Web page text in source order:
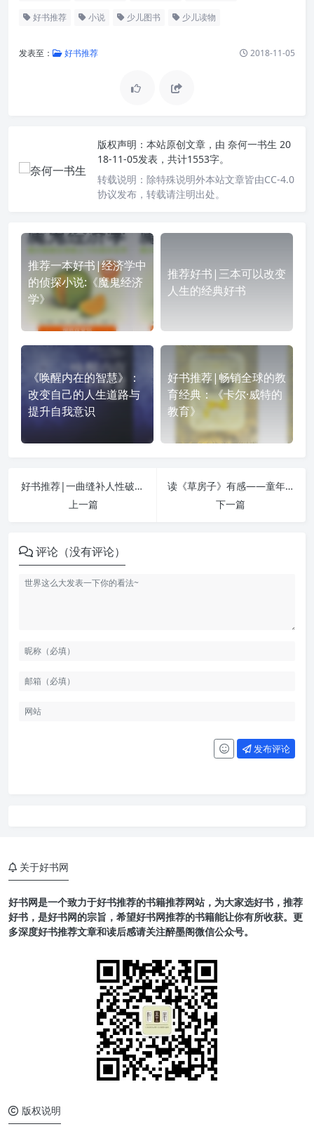
好书推荐 小说 少儿图书 少儿读物
发表至： 好书推荐 2018-11-05
版权声明： 本站原创文章，由 奈何一书生 20
18-11-05发表，共计1553字。
转载说明： 除特殊说明外本站文章皆由CC-4.0
协议发布，转载请注明出处。
推荐一本好书|经济学中
的侦探小说:《魔鬼经济
学》
推荐好书|三本可以改变
人生的经典好书
《唤醒内在的智慧》：
改变自己的人生道路与
提升自我意识
好书推荐|畅销全球的教
育经典：《卡尔·威特的
教育》
好书推荐|一曲缝补人性破裂的慈悲篇章：《幸存者回忆录》
上一篇
读《草房子》有感——童年……
下一篇
评论（没有评论）
发布评论
关于好书网
好书网是一个致力于好书推荐的书籍推荐网站，为大家选好书，推荐
好书，是好书网的宗旨，希望好书网推荐的书籍能让你有所收获。更
多深度好书推荐文章和读后感请关注醉墨阁微信公众号。
版权说明